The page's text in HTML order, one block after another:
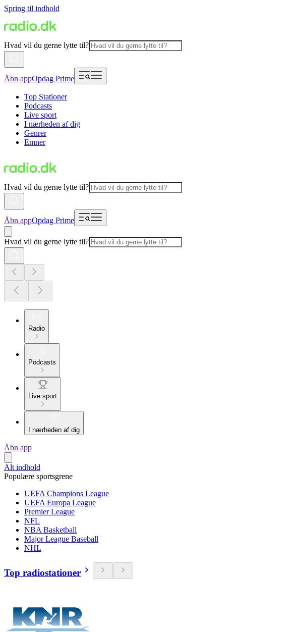
Spring til indhold
Hvad vil du gerne lytte til?
Åbn appOpdag Prime
Top Stationer
Podcasts
Live sport
I nærheden af dig
Genrer
Emner
Hvad vil du gerne lytte til?
Åbn appOpdag Prime
Hvad vil du gerne lytte til?
Radio
Podcasts
Live sport
I nærheden af dig
Åbn app
Alt indhold
Populære sportsgrene
UEFA Champions League
UEFA Europa League
Premier League
NFL
NBA Basketball
Major League Baseball
NHL
Top radiostationer